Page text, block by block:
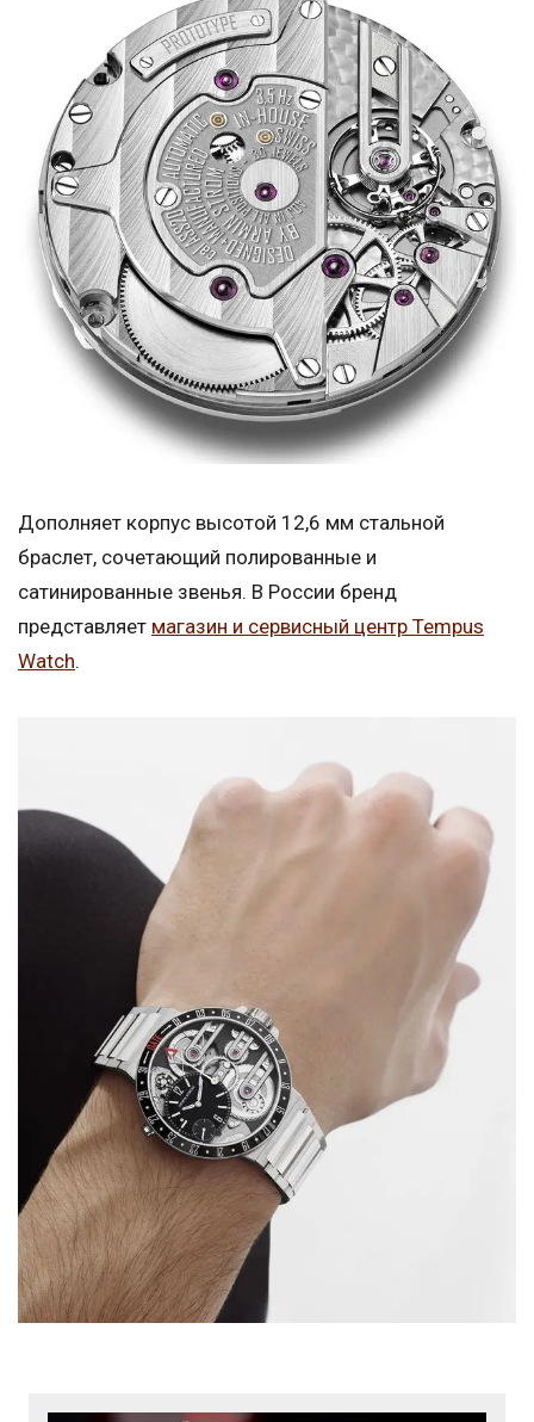
Дополняет корпус высотой 12,6 мм стальной
браслет, сочетающий полированные и
сатинированные звенья. В России бренд
представляет магазин и сервисный центр Tempus
Watch.